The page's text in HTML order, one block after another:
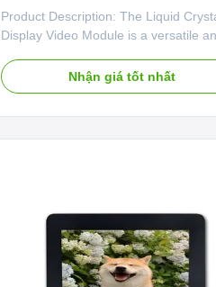
Video Nâng cao của 's
Product Description: The Liquid
Display Video Module is a versatile
offers exceptional visual performance.
With support for multiple image
Nhận giá tốt nhất